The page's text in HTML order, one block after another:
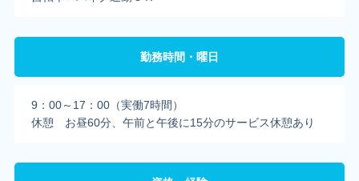
勤務時間・曜日
9：00～17：00（実働7時間）
休憩 お昼60分、午前と午後に15分のサービス休憩あり